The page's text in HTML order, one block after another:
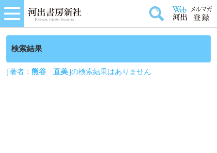
検索結果
[ 著者：熊谷 直美]の検索結果はありません